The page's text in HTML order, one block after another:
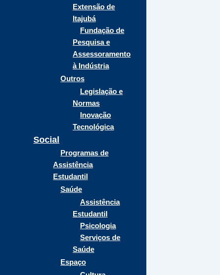
Extensão de
Itajubá
Fundação de
Pesquisa e
Assessoramento
à Indústria
Outros
Legislação e
Normas
Inovação
Tecnológica
Social
Programas de
Assistência
Estudantil
Saúde
Assistência
Estudantil
Psicologia
Serviços de
Saúde
Espaço